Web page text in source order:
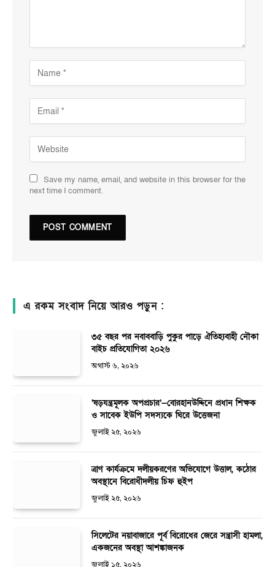
Save my name, email, and website in this browser for the
next time I comment.
এ রকম সংবাদ নিয়ে আরও পড়ুন :
৩৫ বছর পর নবাববাড়ি পুকুর পাড়ে ঐতিহ্যবাহী নৌকা
বাইচ প্রতিযোগিতা ২০২৬
অগাস্ট ৬, ২০২৬
‘ষড়যন্ত্রমূলক অপপ্রচার’—বোরহানউদ্দিনে প্রধান শিক্ষক
ও সাবেক ইউপি সদস্যকে ঘিরে উত্তেজনা
জুলাই ২৫, ২০২৬
ত্রাণ কার্যক্রমে দলীয়করণের অভিযোগে উত্তাল, কঠোর
অবস্থানে বিরোধীদলীয় চিফ হুইপ
জুলাই ২৫, ২০২৬
সিলেটের নয়াবাজারে পূর্ব বিরোধের জেরে সন্ত্রাসী হামলা,
একজনের অবস্থা আশঙ্কাজনক
জুলাই ১৫, ২০২৬